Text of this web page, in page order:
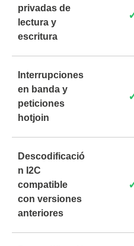
privadas de
lectura y
escritura
Interrupciones
en banda y
peticiones
hotjoin
Descodificació
n I2C
compatible
con versiones
anteriores